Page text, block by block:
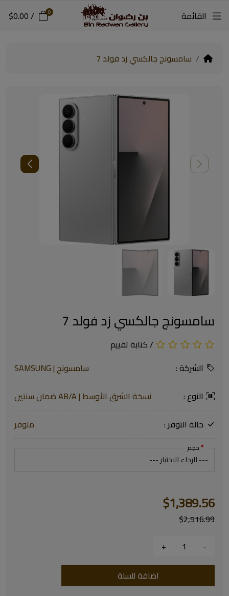
القائمة 0
/
$0.00
سامسونج جالكسي زد فولد 7
سامسونج جالكسي زد فولد 7
/كتابة تقييم
الشركة :
سامسونج | SAMSUNG
النوع :
نسخة الشرق الأوسط | AB/A ضمان سنتين
حالة التوفر :
متوفر
حجم
$1,389.56
$2,516.99
اضافة للسلة